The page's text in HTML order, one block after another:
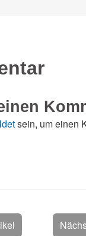
sein, um einen